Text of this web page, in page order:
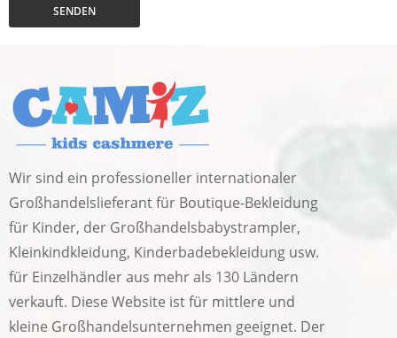
SENDEN
Wir sind ein professioneller internationaler
Großhandelslieferant für Boutique-Bekleidung
für Kinder, der Großhandelsbabystrampler,
Kleinkindkleidung, Kinderbadebekleidung usw.
für Einzelhändler aus mehr als 130 Ländern
verkauft. Diese Website ist für mittlere und
kleine Großhandelsunternehmen geeignet. Der